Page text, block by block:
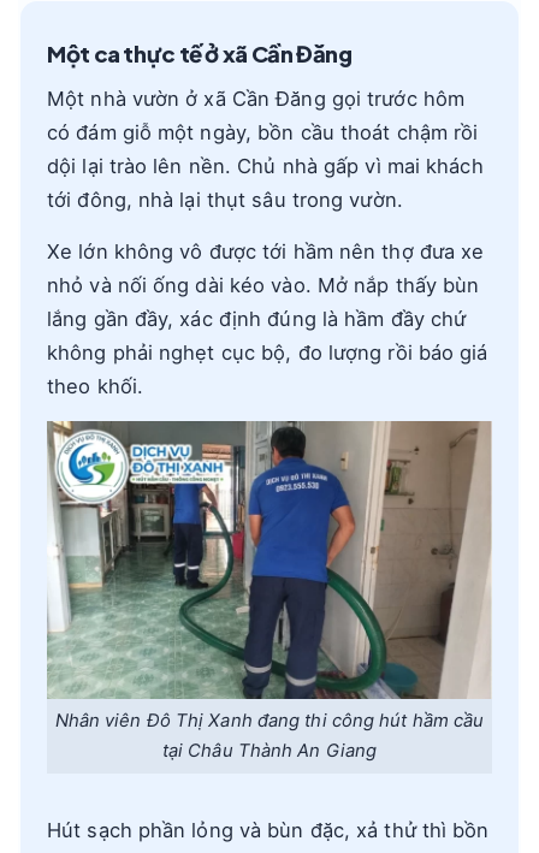
Một ca thực tế ở xã Cần Đăng
Một nhà vườn ở xã Cần Đăng gọi trước hôm
có đám giỗ một ngày, bồn cầu thoát chậm rồi
dội lại trào lên nền. Chủ nhà gấp vì mai khách
tới đông, nhà lại thụt sâu trong vườn.
Xe lớn không vô được tới hầm nên thợ đưa xe
nhỏ và nối ống dài kéo vào. Mở nắp thấy bùn
lắng gần đầy, xác định đúng là hầm đầy chứ
không phải nghẹt cục bộ, đo lượng rồi báo giá
theo khối.
Nhân viên Đô Thị Xanh đang thi công hút hầm cầu
tại Châu Thành An Giang
Hút sạch phần lỏng và bùn đặc, xả thử thì bồn